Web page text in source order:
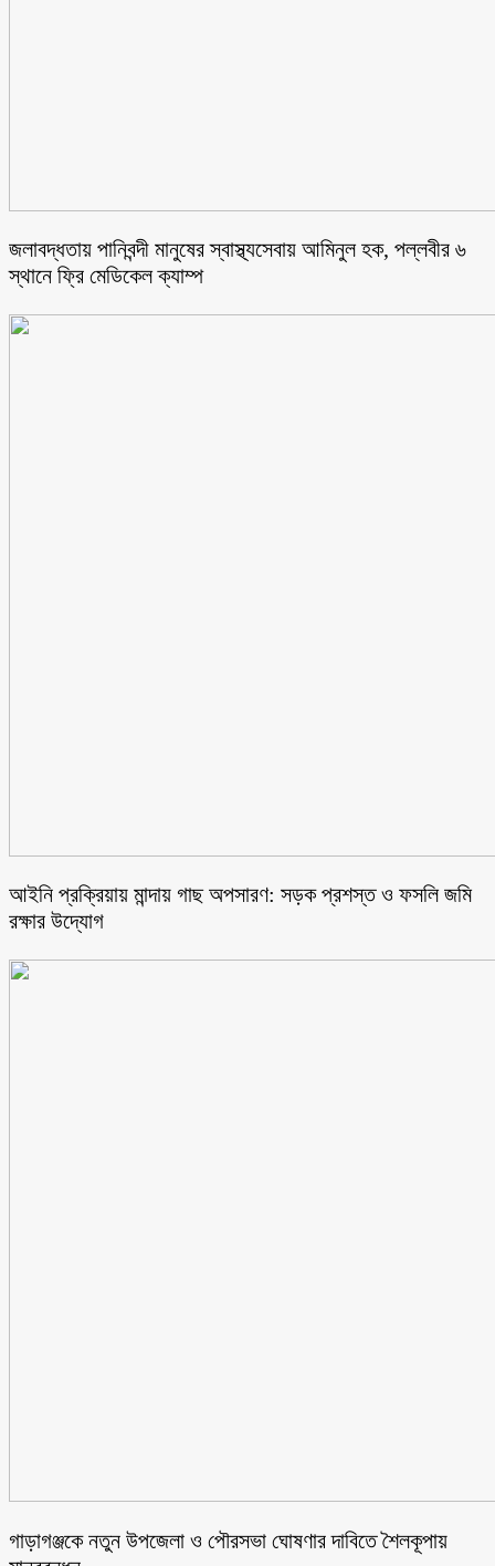
জলাবদ্ধতায় পানিবন্দী মানুষের স্বাস্থ্যসেবায় আমিনুল হক, পল্লবীর ৬
স্থানে ফ্রি মেডিকেল ক্যাম্প
আইনি প্রক্রিয়ায় মান্দায় গাছ অপসারণ: সড়ক প্রশস্ত ও ফসলি জমি
রক্ষার উদ্যোগ
গাড়াগঞ্জকে নতুন উপজেলা ও পৌরসভা ঘোষণার দাবিতে শৈলকূপায়